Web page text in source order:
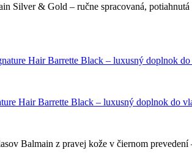
Silver & Gold – ručne spracovaná,
Hair Barrette Black – luxusný doplnok do
Balmain z pravej kože v čiernom